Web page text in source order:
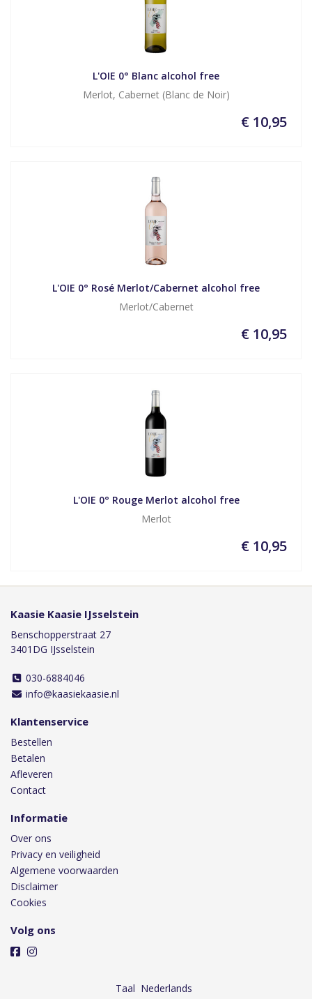
L'OIE 0° Blanc alcohol free
Merlot, Cabernet (Blanc de Noir)
€ 10,95
L'OIE 0° Rosé Merlot/Cabernet alcohol free
Merlot/Cabernet
€ 10,95
L'OIE 0° Rouge Merlot alcohol free
Merlot
€ 10,95
Kaasie Kaasie IJsselstein
Benschopperstraat 27
3401DG IJsselstein
030-6884046
info@kaasiekaasie.nl
Klantenservice
Bestellen
Betalen
Afleveren
Contact
Informatie
Over ons
Privacy en veiligheid
Algemene voorwaarden
Disclaimer
Cookies
Volg ons
Taal